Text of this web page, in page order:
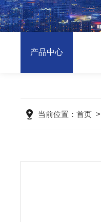
产品中心
当前位置：首页 >